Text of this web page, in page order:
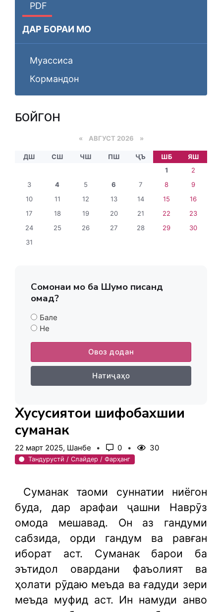
PDF
ДАР БОРАИ МО
Муассиса
Кормандон
БОЙГОНӢ
« АВГУСТ 2026 »
ДШ СШ ЧШ ПШ ҶЪ ШБ
ЯШ
1
2
3
4 5 6 7 8
9
10
11 12 13 14 15
16
17
18 19 20 21 22
23
24
25 26 27 28 29
30
31
Сомонаи мо ба Шумо писанд
омад?
Бале
Не
Овоз додан
Натиҷаҳо
Хусусиятҳои шифобахшии
суманак
22 март 2025, Шанбе 0 30
Тандурустӣ / Слайдер / Фарҳанг
Суманак таоми суннатии ниёгон
буда, дар арафаи ҷашни Наврӯз
омода мешавад. Он аз гандуми
сабзида, орди гандум ва равған
иборат аст. Суманак барои ба
эътидол овардани фаъолият ва
ҳолати рӯдаю меъда ва ғадуди зери
меъда муфид аст. Ин намуди анво